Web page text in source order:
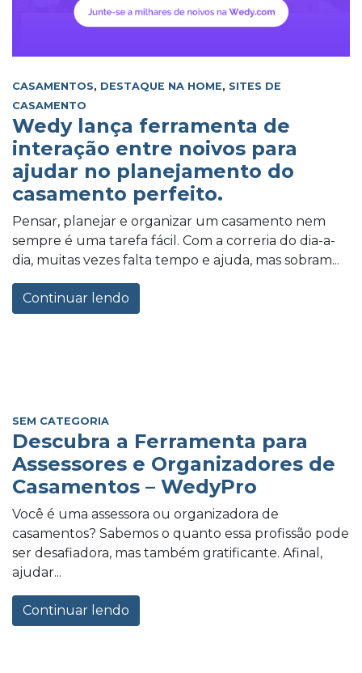
CASAMENTOS, DESTAQUE NA HOME, SITES DE
CASAMENTO
Wedy lança ferramenta de
interação entre noivos para
ajudar no planejamento do
casamento perfeito.
Pensar, planejar e organizar um casamento nem
sempre é uma tarefa fácil. Com a correria do dia-a-
dia, muitas vezes falta tempo e ajuda, mas sobram...
Continuar lendo
SEM CATEGORIA
Descubra a Ferramenta para
Assessores e Organizadores de
Casamentos – WedyPro
Você é uma assessora ou organizadora de
casamentos? Sabemos o quanto essa profissão pode
ser desafiadora, mas também gratificante. Afinal,
ajudar...
Continuar lendo